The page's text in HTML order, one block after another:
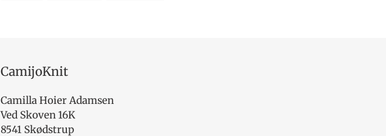
CamijoKnit
Camilla Hoier Adamsen
Ved Skoven 16K
8541 Skødstrup